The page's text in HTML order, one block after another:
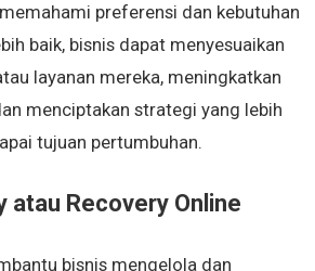
preferensi dan kebutuhan
baik, bisnis dapat menyesuaikan
layanan mereka, meningkatkan
menciptakan strategi yang lebih
tujuan pertumbuhan.
atau Recovery Online
bisnis mengelola dan